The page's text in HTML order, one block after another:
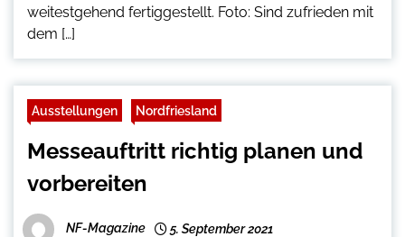
weitestgehend fertiggestellt. Foto: Sind zufrieden mit
dem […]
Ausstellungen Nordfriesland
Messeauftritt richtig planen und
vorbereiten
NF-Magazine 5. September 2021